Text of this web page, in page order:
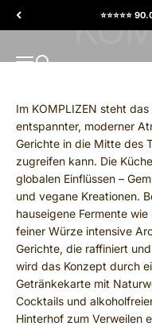
⭐️⭐️⭐️⭐️⭐️
MENU
Search
Im KOMPLIZEN steht
entspannter, moderner
Gerichte in die Mitte des
zugreifen kann. Die
globalen Einflüssen –
und vegane Kreationen.
hauseigene Fermente
feiner Würze intensive
Gerichte, die raffiniert
wird das Konzept durch
Getränkekarte mit
Cocktails und
Hinterhof zum Verweilen